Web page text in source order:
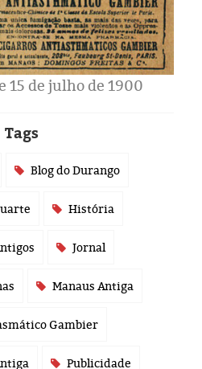
15 de julho de 1900
Tags
Blog do Durango
História
Jornal
Manaus Antiga
Gambier
Publicidade